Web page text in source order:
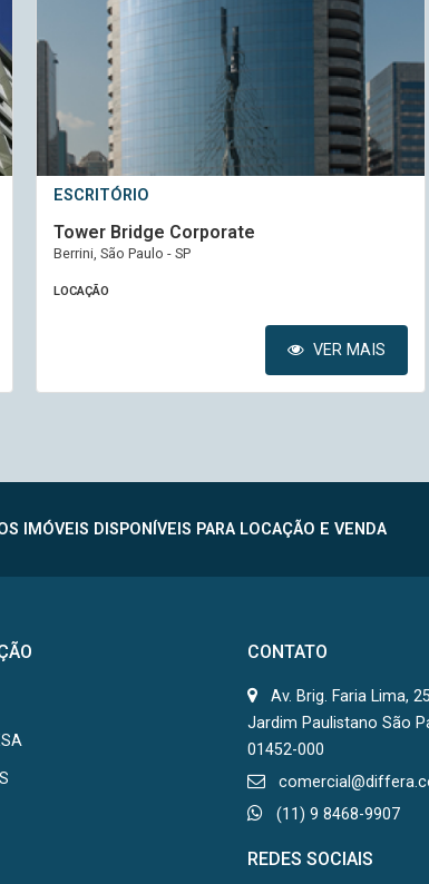
ESCRITÓRIO
Tower Bridge Corporate
Berrini, São Paulo - SP
LOCAÇÃO
VER MAIS
IMÓVEIS DISPONÍVEIS PARA LOCAÇÃO E VENDA
CONTATO
Av. Brig. Faria Lima,
Jardim Paulistano São
01452-000
(11) 9 8468-9907
REDES SOCIAIS